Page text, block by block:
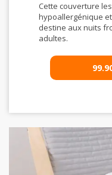
Cette couverture
hypoallergénique et
destine aux nuits
adultes.